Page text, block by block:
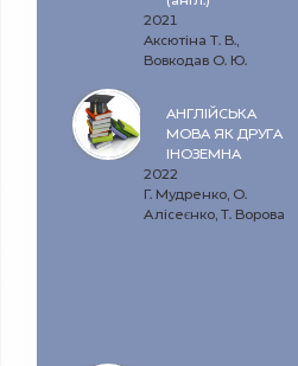
2021
Аксютіна Т. В.,
Вовкодав О. Ю.
АНГЛІЙСЬКА
МОВА ЯК ДРУГА
ІНОЗЕМНА
2022
Г. Мудренко, О.
Алісеєнко, Т. Ворова